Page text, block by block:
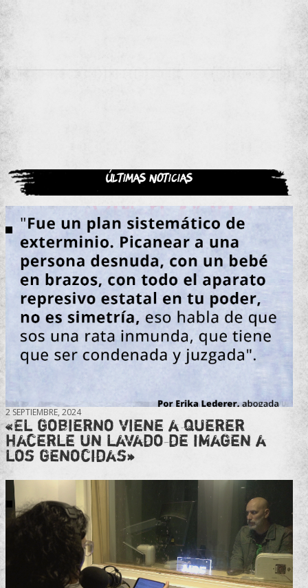
Últimas noticias
2 SEPTIEMBRE, 2024
«El gobierno viene a querer
hacerle un lavado de imagen a
los genocidas»